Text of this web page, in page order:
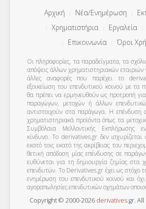
Αρχική Νέα/Ενημέρωση
Χρηματιστήρια
Εργαλεία
Επικοινωνία
Όροι
Οι πληροφορίες, τα παραδείγματα, τα
απόψεις άλλων χρηματιστηριακών εταιριών
άλλες αναφορές που παρέχει το
εξοικείωση του επενδυτικού κοινού με τα
θα πρέπει να ερμηνευθούν ως προτροπή
παραγώγων, μετοχών ή άλλων
αντιστοιχούν στα παράγωγα. Η επένδυση
χρηματιστηριακά προϊόντα όπως τα
Συμβόλαια Μελλοντικής Εκπλήρωσης
κίνδυνο. Το derivatives.gr δεν ισχυρίζεται
εκατό τοις εκατό της ακρίβειας του
θετική απόδοση μίας επένδυσης σε
ευθύνεται για τη δημιουργία ζημίας στα
επενδυτών. To Derivatives.gr έχει ως στόχο
ενημέρωση του επενδυτικού κοινού και
αγοραπωλησίες επενδυτικών οχημάτων
Copyright © 2000-2026 derivatives.gr.